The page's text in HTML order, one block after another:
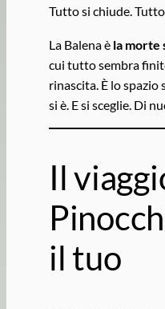
Tutto si chiude.
La Balena è la morte
cui tutto sembra
rinascita. È lo spazio
si è. E si sceglie. Di
Il
il tuo